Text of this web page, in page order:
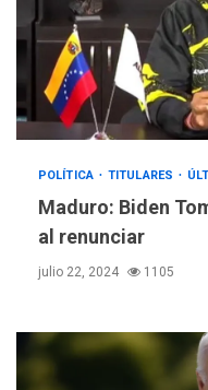
POLÍTICA TITULARES
Maduro: Biden
al renunciar
julio 22, 2024 1105